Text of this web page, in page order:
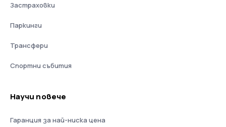
Застраховки
Паркинги
Трансфери
Спортни събития
Научи повече
Гаранция за най-ниска цена